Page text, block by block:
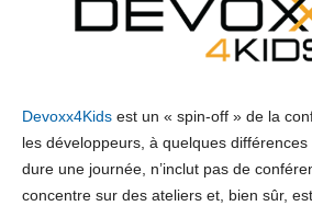
Devoxx4Kids est un « spin-off » de la
les développeurs, à quelques différences
dure une journée, n’inclut pas de
concentre sur des ateliers et, bien sûr,